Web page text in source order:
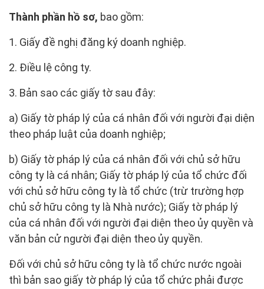
Thành phần hồ sơ, bao gồm:
1. Giấy đề nghị đăng ký doanh nghiệp.
2. Điều lệ công ty.
3. Bản sao các giấy tờ sau đây:
a) Giấy tờ pháp lý của cá nhân đối với người đại diện
theo pháp luật của doanh nghiệp;
b) Giấy tờ pháp lý của cá nhân đối với chủ sở hữu
công ty là cá nhân; Giấy tờ pháp lý của tổ chức đối
với chủ sở hữu công ty là tổ chức (trừ trường hợp
chủ sở hữu công ty là Nhà nước); Giấy tờ pháp lý
của cá nhân đối với người đại diện theo ủy quyền và
văn bản cử người đại diện theo ủy quyền.
Đối với chủ sở hữu công ty là tổ chức nước ngoài
thì bản sao giấy tờ pháp lý của tổ chức phải được